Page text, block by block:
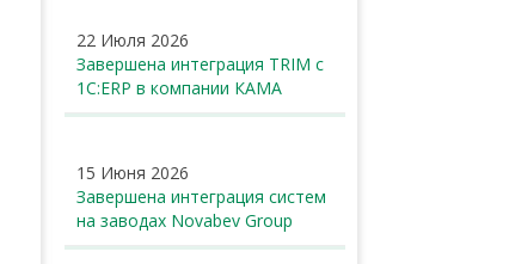
22 Июля 2026
Завершена интеграция TRIM с
1С:ERP в компании КАМА
15 Июня 2026
Завершена интеграция систем
на заводах Novabev Group